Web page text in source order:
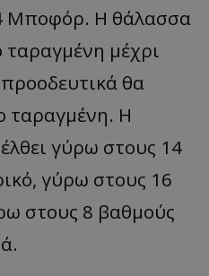
4 Μποφόρ. Η θάλασσα
ταραγμένη μέχρι
θα
ταραγμένη. Η
γύρω στους 14
γύρω στους 16
στους 8 βαθμούς